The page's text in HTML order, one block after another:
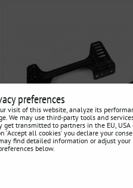
preferences
visit of this website, analyze its
We may use third-party tools and
get transmitted to partners in the EU, USA
'Accept all cookies' you declare your
find detailed information or adjust your
below.